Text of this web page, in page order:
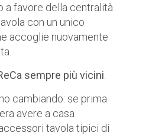
a favore della centralità
con un unico
accoglie nuovamente
sempre più vicini
cambiando: se prima
avere a casa
tavola tipici di